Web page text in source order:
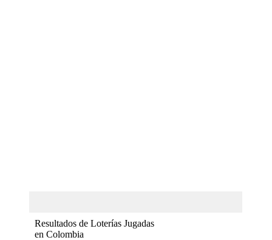
Resultados de Loterías Jugadas
en Colombia